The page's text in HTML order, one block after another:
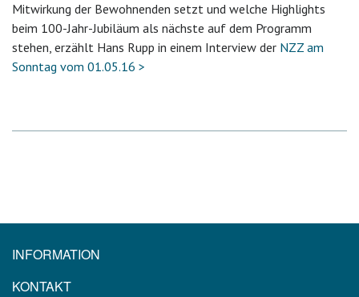
Mitwirkung der Bewohnenden setzt und welche Highlights
beim 100-Jahr-Jubiläum als nächste auf dem Programm
stehen, erzählt Hans Rupp in einem Interview der NZZ am
Sonntag vom 01.05.16 >
INFORMATION
KONTAKT